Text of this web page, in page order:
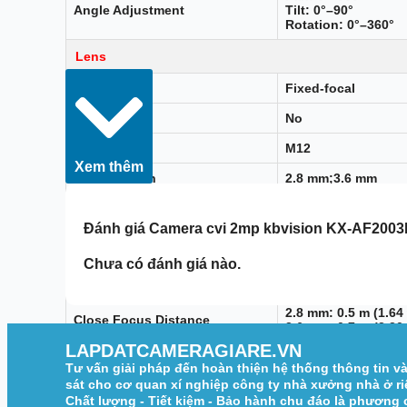
Angle Adjustment
Tilt: 0°–90°
Rotation: 0°–360°
Lens
Fixed-focal
Auto Focus No
M12
Focal Length 2.8 mm;3.6 mm
2.8 mm: H: 102°; V:
Close Focus Distance
2.8 mm: 0.5 m (1.64
3.6 mm: 0.7 m
Lens
Detect41.1 m
Observe16.5 m
Recognize8.3 m
Xem thêm
Đánh giá Camera cvi 2mp kbvision KX-
Chưa có đánh giá nào.
LAPDATCAMERAGIARE.VN
Tư vấn giải pháp đến hoàn thiện hệ thống thông tin
sát cho cơ quan xí nghiệp công ty nhà xưởng nhà ở
Chất lượng - Tiết kiệm - Bảo hành chu đáo là phương